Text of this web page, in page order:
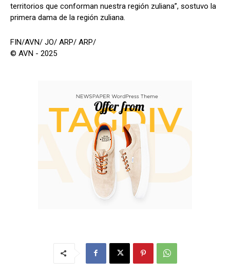
territorios que conforman nuestra región zuliana”, sostuvo la
primera dama de la región zuliana.
FIN/AVN/ JO/ ARP/ ARP/
© AVN - 2025